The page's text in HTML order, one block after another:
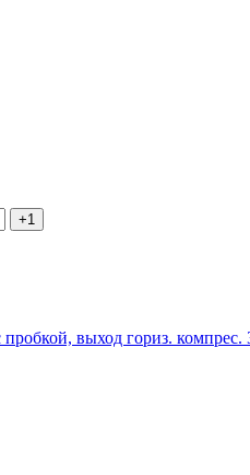
+1
выход гориз. компрес.